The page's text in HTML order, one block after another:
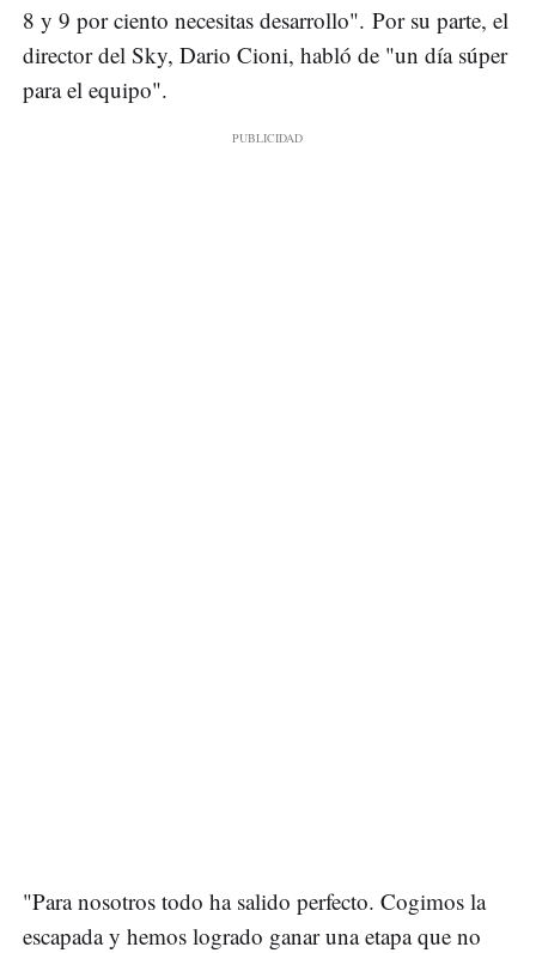
8 y 9 por ciento necesitas desarrollo". Por su parte, el
director del Sky, Dario Cioni, habló de "un día súper
para el equipo".
"Para nosotros todo ha salido perfecto. Cogimos la
escapada y hemos logrado ganar una etapa que no